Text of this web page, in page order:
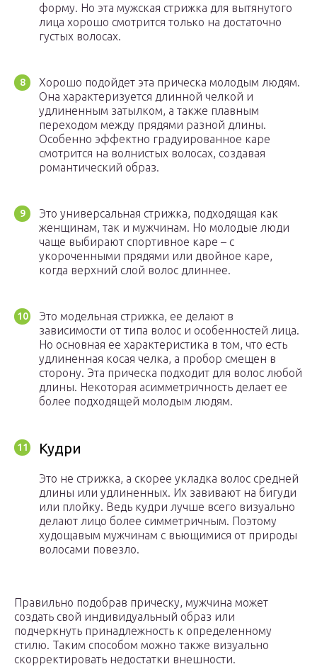
форму. Но эта мужская стрижка для вытянутого
лица хорошо смотрится только на достаточно
густых волосах.
Хорошо подойдет эта прическа молодым людям.
Она характеризуется длинной челкой и
удлиненным затылком, а также плавным
переходом между прядями разной длины.
Особенно эффектно градуированное каре
смотрится на волнистых волосах, создавая
романтический образ.
Это универсальная стрижка, подходящая как
женщинам, так и мужчинам. Но молодые люди
чаще выбирают спортивное каре – с
укороченными прядями или двойное каре,
когда верхний слой волос длиннее.
Это модельная стрижка, ее делают в
зависимости от типа волос и особенностей лица.
Но основная ее характеристика в том, что есть
удлиненная косая челка, а пробор смещен в
сторону. Эта прическа подходит для волос любой
длины. Некоторая асимметричность делает ее
более подходящей молодым людям.
Кудри
Это не стрижка, а скорее укладка волос средней
длины или удлиненных. Их завивают на бигуди
или плойку. Ведь кудри лучше всего визуально
делают лицо более симметричным. Поэтому
худощавым мужчинам с вьющимися от природы
волосами повезло.
Правильно подобрав прическу, мужчина может
создать свой индивидуальный образ или
подчеркнуть принадлежность к определенному
стилю. Таким способом можно также визуально
скорректировать недостатки внешности.